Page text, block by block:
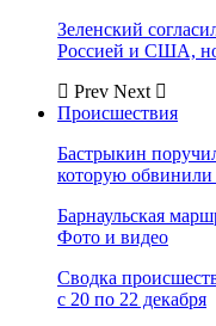
Зеленский
Россией и США,
Prev Next
Происшествия
Бастрыкин
которую
Барнаульская
Фото и видео
Сводка
с 20 по 22 декабря